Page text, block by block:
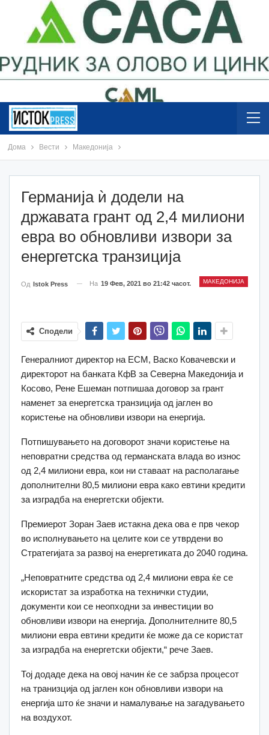
Дома Вести Македонија
Германија ѝ додели на
државата грант од 2,4 милиони
евра во обновливи извори за
енергетска транзиција
МАКЕДОНИЈА
Од Istok Press На 19 Фев, 2021 во 21:42 часот.
Сподели
Генералниот директор на ЕСМ, Васко Ковачевски и
директорот на банката КфВ за Северна Македонија и
Косово, Рене Ешеман потпишаа договор за грант
наменет за енергетска транзиција од јаглен во
користење на обновливи извори на енергија.
Потпишувањето на договорот значи користење на
неповратни средства од германската влада во износ
од 2,4 милиони евра, кои ни ставаат на располагање
дополнителни 80,5 милиони евра како евтини кредити
за изградба на енергетски објекти.
Премиерот Зоран Заев истакна дека ова е прв чекор
во исполнувањето на целите кои се утврдени во
Стратегијата за развој на енергетиката до 2040 година.
„Неповратните средства од 2,4 милиони евра ќе се
искористат за изработка на технички студии,
документи кои се неопходни за инвестиции во
обновливи извори на енергија. Дополнителните 80,5
милиони евра евтини кредити ќе може да се користат
за изградба на енергетски објекти,“ рече Заев.
Тој додаде дека на овој начин ќе се забрза процесот
на транизција од јаглен кон обновливи извори на
енергија што ќе значи и намалување на загадувањето
на воздухот.